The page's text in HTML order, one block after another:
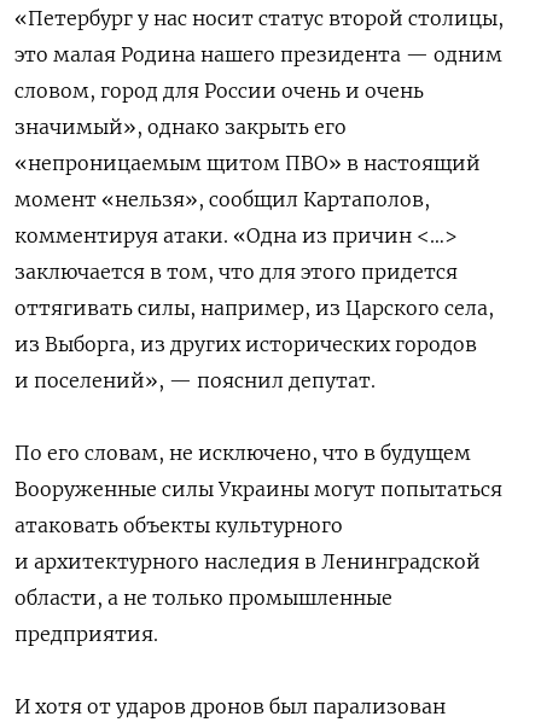
«Петербург у нас носит статус второй столицы,
это малая Родина нашего президента — одним
словом, город для России очень и очень
значимый», однако закрыть его
«непроницаемым щитом ПВО» в настоящий
момент «нельзя», сообщил Картаполов,
комментируя атаки. «Одна из причин <…>
заключается в том, что для этого придется
оттягивать силы, например, из Царского села,
из Выборга, из других исторических городов
и поселений», — пояснил депутат.
По его словам, не исключено, что в будущем
Вооруженные силы Украины могут попытаться
атаковать объекты культурного
и архитектурного наследия в Ленинградской
области, а не только промышленные
предприятия.
И хотя от ударов дронов был парализован